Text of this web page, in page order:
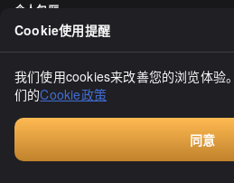
个人包厢
有 （2人、4人、6人、8人、10~20人）
吸烟与禁烟
所有座位均禁止吸烟
停车场
时尚的空间、宁静的空间、座位宽敞、有吧
桌席
Cookie使用提醒
我们使用cookies来改善您的浏览体验
们的Cookie政策
同意